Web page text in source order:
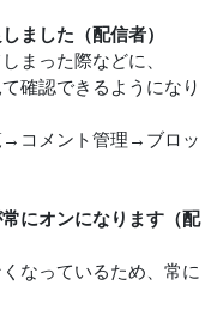
ました（配信者）
まった際などに、
確認できるようになり
→コメント管理→ブロッ
にオンになります（配
なっているため、常に